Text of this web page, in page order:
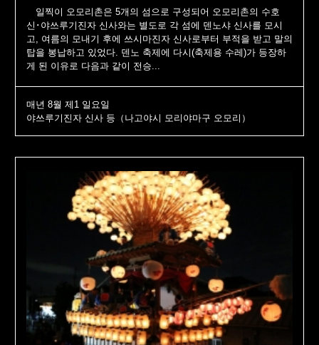
일찍이 오모리촌은 5개의 섬으로 구성되어 오모리촌의 수호
신･야쓰루기진자 신사와는 별도로 각 섬에 덴노샤 신사를 모시
고, 여름의 모내기 후에 쓰시마진자 신사로부터 부적을 받고 말의
탑을 봉납하고 있었다. 덴노 축제에 다시(축제용 수레)가 등장하
게 된 이유로 다음과 같이 전승...
매년 8월 제1 일요일
야쓰루기진자 신사 등（나고야시 모리야마구 오모리）